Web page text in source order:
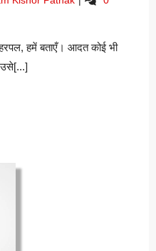
योग
–
–
हमें बताएँ। आदत कोई भी
उसे[...]